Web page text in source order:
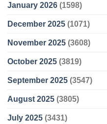
January 2026 (1598)
December 2025 (1071)
November 2025 (3608)
October 2025 (3819)
September 2025 (3547)
August 2025 (3805)
July 2025 (3431)